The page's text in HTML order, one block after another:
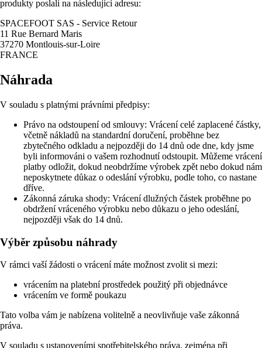
produkty poslali na následující adresu:
SPACEFOOT SAS - Service Retour
11 Rue Bernard Maris
37270 Montlouis-sur-Loire
FRANCE
Náhrada
V souladu s platnými právními předpisy:
Právo na odstoupení od smlouvy: Vrácení celé zaplacené částky,
včetně nákladů na standardní doručení, proběhne bez
zbytečného odkladu a nejpozději do 14 dnů ode dne, kdy jsme
byli informováni o vašem rozhodnutí odstoupit. Můžeme vrácení
platby odložit, dokud neobdržíme výrobek zpět nebo dokud nám
neposkytnete důkaz o odeslání výrobku, podle toho, co nastane
dříve.
Zákonná záruka shody: Vrácení dlužných částek proběhne po
obdržení vráceného výrobku nebo důkazu o jeho odeslání,
nejpozději však do 14 dnů.
Výběr způsobu náhrady
V rámci vaší žádosti o vrácení máte možnost zvolit si mezi:
vrácením na platební prostředek použitý při objednávce
vrácením ve formě poukazu
Tato volba vám je nabízena volitelně a neovlivňuje vaše zákonná
práva.
V souladu s ustanoveními spotřebitelského práva, zejména při